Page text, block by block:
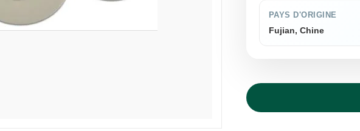
PAYS D'ORIGINE
Fujian, Chine